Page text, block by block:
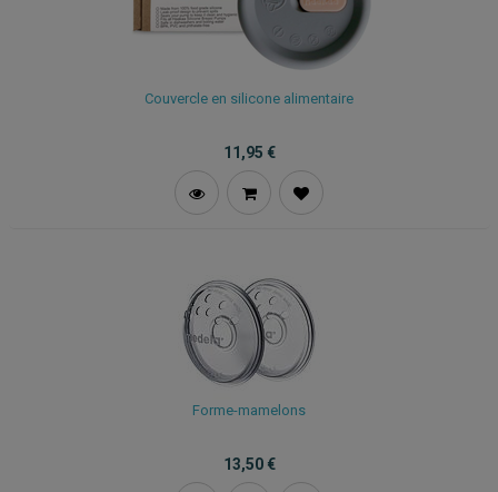
Couvercle en silicone alimentaire
11,95 €
Forme-mamelons
13,50€